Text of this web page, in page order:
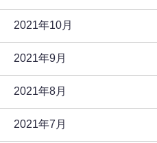
2021年10月
2021年9月
2021年8月
2021年7月